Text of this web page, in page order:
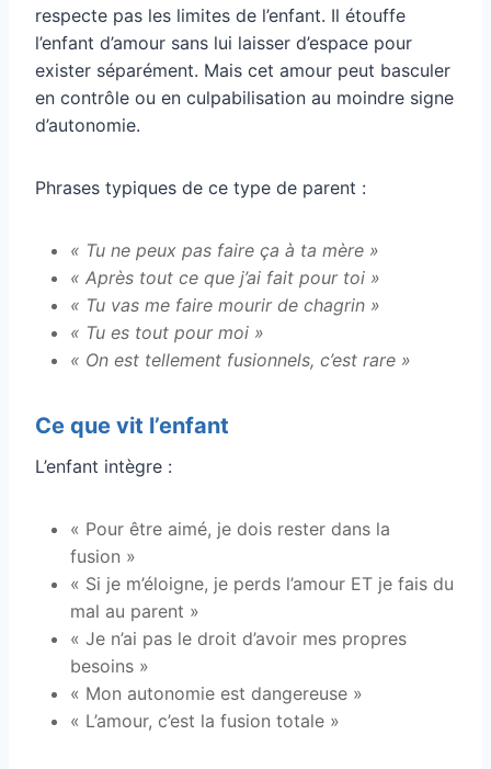
respecte pas les limites de l’enfant. Il étouffe
l’enfant d’amour sans lui laisser d’espace pour
exister séparément. Mais cet amour peut basculer
en contrôle ou en culpabilisation au moindre signe
d’autonomie.
Phrases typiques de ce type de parent :
« Tu ne peux pas faire ça à ta mère »
« Après tout ce que j’ai fait pour toi »
« Tu vas me faire mourir de chagrin »
« Tu es tout pour moi »
« On est tellement fusionnels, c’est rare »
Ce que vit l’enfant
L’enfant intègre :
« Pour être aimé, je dois rester dans la
fusion »
« Si je m’éloigne, je perds l’amour ET je fais du
mal au parent »
« Je n’ai pas le droit d’avoir mes propres
besoins »
« Mon autonomie est dangereuse »
« L’amour, c’est la fusion totale »